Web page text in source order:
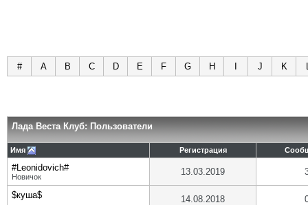
# A B C D E F G H J K
Лада Веста Клуб: Пользователи
Имя Регистрация
#Leonidovich#
Новичок 13.03.2019
$куша$ 14.08.2018